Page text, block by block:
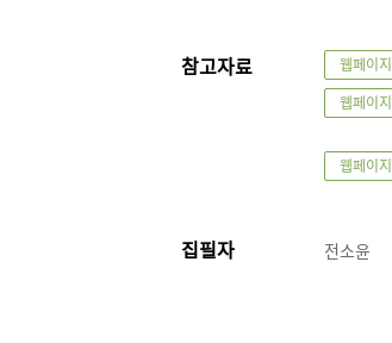
참고자료 웹페이지
웹페이지
웹페이지
집필자 전소윤